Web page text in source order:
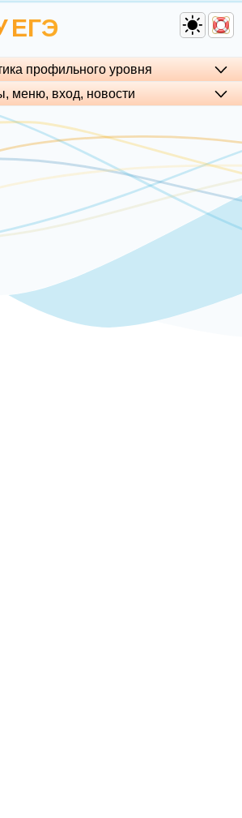
ЕГЭ
профильного уровня
меню, вход, но­во­сти